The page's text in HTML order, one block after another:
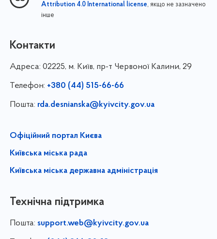
Attribution 4.0 International license, якщо не зазначено
інше
Контакти
Адреса: 02225, м. Київ, пр-т Червоної Калини, 29
Телефон: +380 (44) 515-66-66
Пошта: rda.desnianska@kyivcity.gov.ua
Офіційний портал Києва
Київська міська рада
Київська міська державна адміністрація
Технічна підтримка
Пошта: support.web@kyivcity.gov.ua